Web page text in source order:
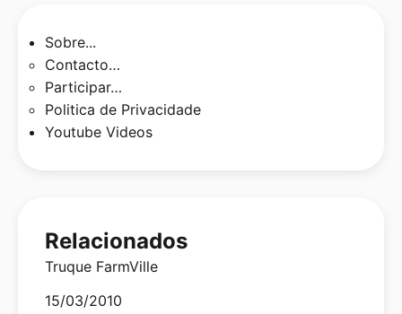
Sobre...
Contacto…
Participar…
Politica de Privacidade
Youtube Videos
Relacionados
Truque FarmVille
Date
15/03/2010